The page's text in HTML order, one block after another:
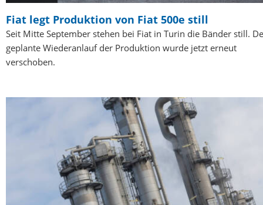
Fiat legt Produktion von Fiat 500e still
Seit Mitte September stehen bei Fiat in Turin die Bänder still.
geplante Wiederanlauf der Produktion wurde jetzt erneut
verschoben.